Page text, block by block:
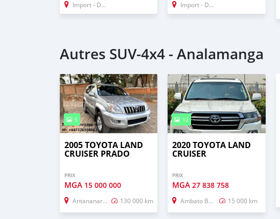
Import - Dubai Import - Dubai
Autres SUV‒4x4 - Analamanga
5
2005 TOYOTA LAND
CRUISER PRADO
PRIX
MGA 15 000 000
Antananarivo 130 000 km
12
2020 TOYOTA LAND
CRUISER
PRIX
MGA27 838 758
Ambato Boina 15 000 km